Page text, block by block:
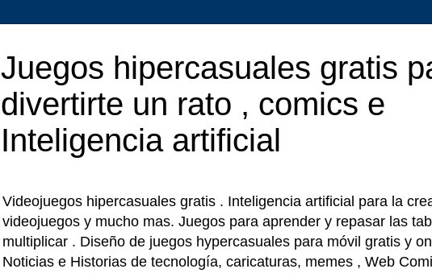
Juegos hipercasuales gratis
divertirte un rato , comics e
Inteligencia artificial
Videojuegos hipercasuales gratis . Inteligencia artificial para la
videojuegos y mucho mas. Juegos para aprender y repasar las
multiplicar . Diseño de juegos hypercasuales para móvil gratis y
Noticias e Historias de tecnología, caricaturas, memes , Web